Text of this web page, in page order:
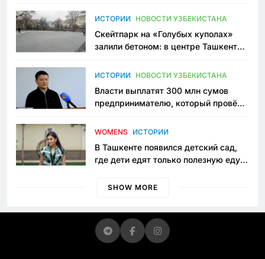
Узбекистане
ИСТОРИИ НОВОСТИ УЗБЕКИСТАНА
Скейтпарк на «Голубых куполах»
залили бетоном: в центре Ташкента
пространство
ИСТОРИИ НОВОСТИ УЗБЕКИСТАНА
Власти выплатят 300 млн сумов
предпринимателю, который провёл
приговору
WOMENS ИСТОРИИ
В Ташкенте появился детский сад,
где дети едят только полезную еду.
просить «кашу без сахара»
SHOW MORE